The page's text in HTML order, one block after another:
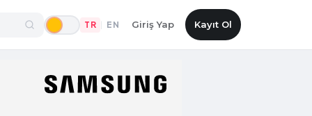
TR EN Giriş Yap Kayıt Ol